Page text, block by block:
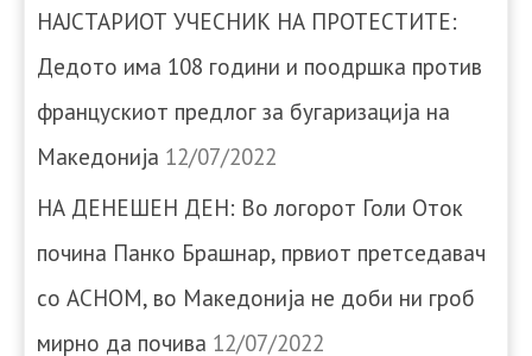
НАЈСТАРИОТ УЧЕСНИК НА ПРОТЕСТИТЕ:
Дедото има 108 години и поодршка против
францускиот предлог за бугаризација на
Македонија 12/07/2022
НА ДЕНЕШЕН ДЕН: Во логорот Голи Оток
почина Панко Брашнар, првиот претседавач
со АСНОМ, во Македонија не доби ни гроб
мирно да почива 12/07/2022